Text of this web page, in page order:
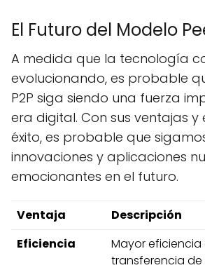
El Futuro del Modelo
A medida que la tecnología
evolucionando, es probable
P2P siga siendo una fuerza
era digital. Con sus ventajas y
éxito, es probable que
innovaciones y aplicaciones
emocionantes en el futuro.
Ventaja
Descripción
Eficiencia
Mayor eficiencia
transferencia